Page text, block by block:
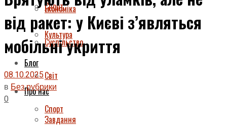
Спорт
Культура
Блог
Про нас
Завдання
Економіка
Суспільство
Світ
Спорт
від ракет: у Києві з’являться
мобільні укриття
08.10.2025
в Без рубрики
0